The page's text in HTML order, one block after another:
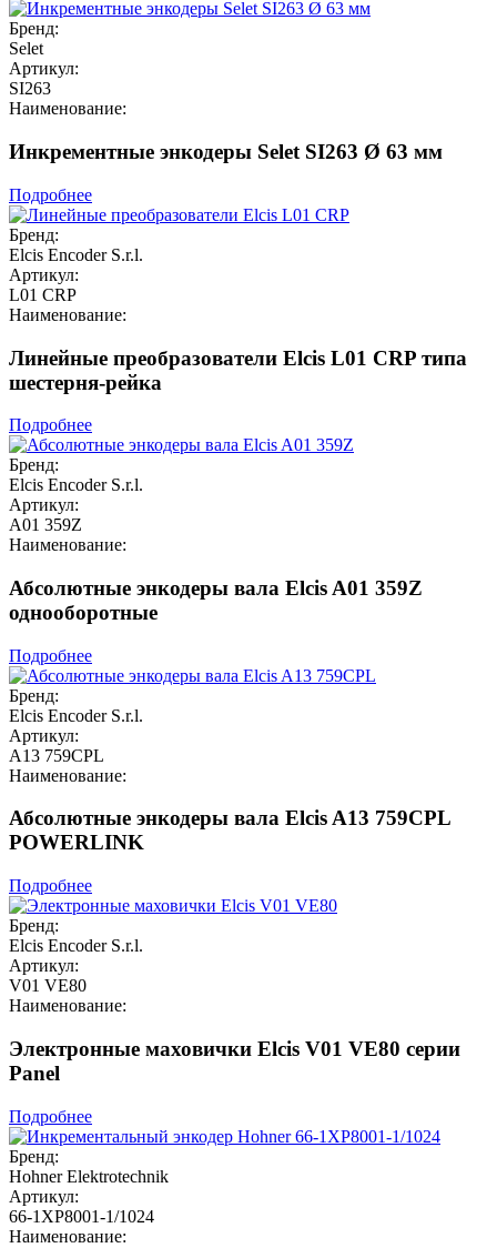
Бренд:
Selet
Артикул:
SI263
Наименование:
Инкрементные энкодеры Selet SI263 Ø 63 мм
Подробнее
Бренд:
Elcis Encoder S.r.l.
Артикул:
L01 CRP
Наименование:
Линейные преобразователи Elcis L01 CRP типа
шестерня-рейка
Подробнее
Бренд:
Elcis Encoder S.r.l.
Артикул:
A01 359Z
Наименование:
Абсолютные энкодеры вала Elcis A01 359Z
однооборотные
Подробнее
Бренд:
Elcis Encoder S.r.l.
Артикул:
A13 759CPL
Наименование:
Абсолютные энкодеры вала Elcis A13 759CPL
POWERLINK
Подробнее
Бренд:
Elcis Encoder S.r.l.
Артикул:
V01 VE80
Наименование:
Электронные маховички Elcis V01 VE80 серии
Panel
Подробнее
Бренд:
Hohner Elektrotechnik
Артикул:
66-1XP8001-1/1024
Наименование: